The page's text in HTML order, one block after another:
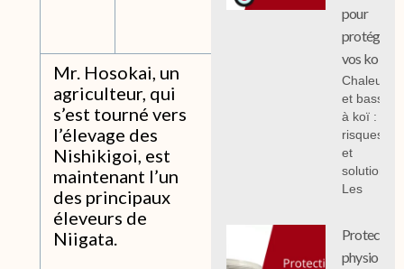
Mr. Hosokai, un
agriculteur, qui
s’est tourné vers
l’élevage des
Nishikigoi, est
maintenant l’un
des principaux
éleveurs de
Niigata.
pour
protéger
vos koi
Chaleur
et bassin
à koï :
risques
et
solutions;
Les
Protection